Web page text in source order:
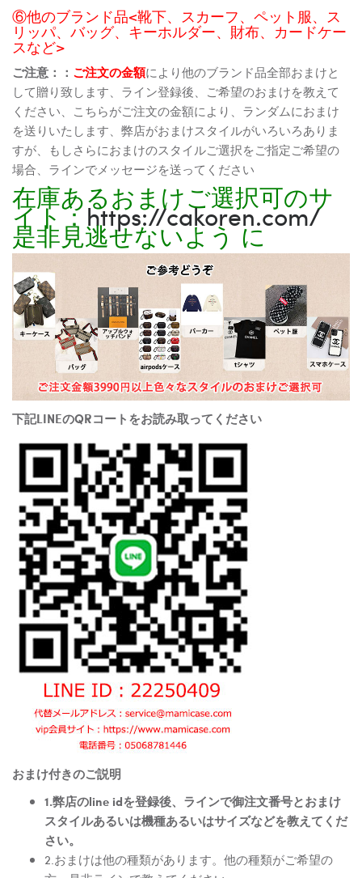
⑥他のブランド品<靴下、スカーフ、ペット服、ス
リッパ、バッグ、キーホルダー、財布、カードケー
スなど>
ご注意：： ご注文の金額により他のブランド品全部おまけと
して贈り致します、ライン登録後、ご希望のおまけを教えて
ください、こちらがご注文の金額により、ランダムにおまけ
を送りいたします、弊店がおまけスタイルがいろいろありま
すが、もしさらにおまけのスタイルご選択をご指定ご希望の
場合、ラインでメッセージを送ってください
在庫あるおまけご選択可のサ
イト：https://cakoren.com/
是非見逃せないよう に
下記LINEのQRコートをお読み取ってください
おまけ付きのご説明
1.弊店のline idを登録後、ラインで御注文番号とおまけ
スタイルあるいは機種あるいはサイズなどを教えてくだ
さい。
2.おまけは他の種類があります。他の種類がご希望の